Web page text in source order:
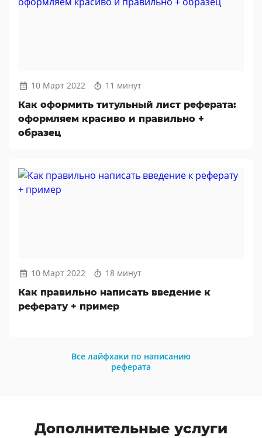
10 Март 2022
11 минут
Как оформить титульный лист реферата:
оформляем красиво и правильно +
образец
10 Март 2022
18 минут
Как правильно написать введение к
реферату + пример
Все лайфхаки по написанию
реферата
Дополнительные услуги